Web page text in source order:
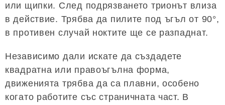
или щипки. След подрязването трионът влиза
в действие. Трябва да пилите под ъгъл от 90°,
в противен случай ноктите ще се разпаднат.
Независимо дали искате да създадете
квадратна или правоъгълна форма,
движенията трябва да са плавни, особено
когато работите със страничната част. В